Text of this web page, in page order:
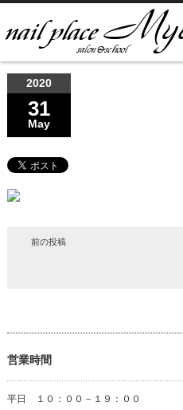
2020
31
May
前の投稿
営業時間
平日 １０：００－１９：００